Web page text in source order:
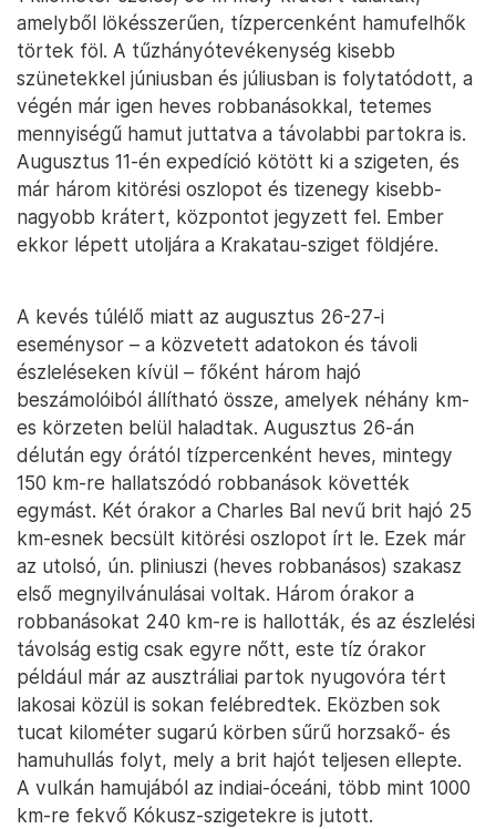
amelyből lökésszerűen, tízpercenként hamufelhők
törtek föl. A tűzhányótevékenység kisebb
szünetekkel júniusban és júliusban is folytatódott, a
végén már igen heves robbanásokkal, tetemes
mennyiségű hamut juttatva a távolabbi partokra is.
Augusztus 11-én expedíció kötött ki a szigeten, és
már három kitörési oszlopot és tizenegy kisebb-
nagyobb krátert, központot jegyzett fel. Ember
ekkor lépett utoljára a Krakatau-sziget földjére.
A kevés túlélő miatt az augusztus 26-27-i
eseménysor – a közvetett adatokon és távoli
észleléseken kívül – főként három hajó
beszámolóiból állítható össze, amelyek néhány km-
es körzeten belül haladtak. Augusztus 26-án
délután egy órától tízpercenként heves, mintegy
150 km-re hallatszódó robbanások követték
egymást. Két órakor a Charles Bal nevű brit hajó 25
km-esnek becsült kitörési oszlopot írt le. Ezek már
az utolsó, ún. pliniuszi (heves robbanásos) szakasz
első megnyilvánulásai voltak. Három órakor a
robbanásokat 240 km-re is hallották, és az észlelési
távolság estig csak egyre nőtt, este tíz órakor
például már az ausztráliai partok nyugovóra tért
lakosai közül is sokan felébredtek. Eközben sok
tucat kilométer sugarú körben sűrű horzsakő- és
hamuhullás folyt, mely a brit hajót teljesen ellepte.
A vulkán hamujából az indiai-óceáni, több mint 1000
km-re fekvő Kókusz-szigetekre is jutott.